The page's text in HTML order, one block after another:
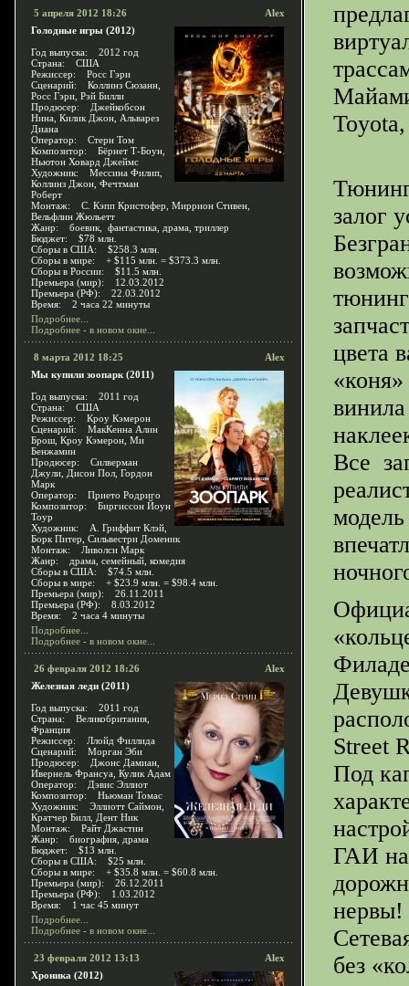
5 апреля 2012 18:26
Alex
Голодные игры (2012)
Год выпуска: 2012 год
Страна: США
Режиссер: Росс Гэри
Сценарий: Коллинз Сюзанн,
Росс Гэри, Рэй Билли
Продюсер: Джейкобсон
Нина, Килик Джон, Альварез
Диана
Оператор: Стерн Том
Композитор: Бёрнет Т-Боун,
Ньютон Ховард Джеймс
Художник: Мессина Филип,
Коллинз Джон, Фечтман
Роберт
Монтаж: С. Кэпп Кристофер, Миррион Стивен,
Вельфлин Жюльетт
Жанр: боевик, фантастика, драма, триллер
Бюджет: $78 млн.
Сборы в США: $258.3 млн.
Сборы в мире: + $115 млн. = $373.3 млн.
Сборы в России: $11.5 млн.
Премьера (мир): 12.03.2012
Премьера (РФ): 22.03.2012
Время: 2 часа 22 минуты
Подробнее...
Подробнее - в новом окне...
8 марта 2012 18:25
Alex
Мы купили зоопарк (2011)
Год выпуска: 2011 год
Страна: США
Режиссер: Кроу Кэмерон
Сценарий: МакКенна Алин
Брош, Кроу Кэмерон, Ми
Бенжамин
Продюсер: Силверман
Джули, Дисон Пол, Гордон
Марк
Оператор: Прието Родриго
Композитор: Биргиссон Йоун
Тоур
Художник: А. Гриффит Клэй,
Борк Питер, Сильвестри Доменик
Монтаж: Ливолси Марк
Жанр: драма, семейный, комедия
Сборы в США: $74.5 млн.
Сборы в мире: + $23.9 млн. = $98.4 млн.
Премьера (мир): 26.11.2011
Премьера (РФ): 8.03.2012
Время: 2 часа 4 минуты
Подробнее...
Подробнее - в новом окне...
26 февраля 2012 18:26
Alex
Железная леди (2011)
Год выпуска: 2011 год
Страна: Великобритания,
Франция
Режиссер: Ллойд Филлида
Сценарий: Морган Эби
Продюсер: Джонс Дамиан,
Ивернель Франсуа, Кулик Адам
Оператор: Дэвис Эллиот
Композитор: Ньюман Томас
Художник: Эллиотт Саймон,
Кратчер Билл, Дент Ник
Монтаж: Райт Джастин
Жанр: биография, драма
Бюджет: $13 млн.
Сборы в США: $25 млн.
Сборы в мире: + $35.8 млн. = $60.8 млн.
Премьера (мир): 26.12.2011
Премьера (РФ): 1.03.2012
Время: 1 час 45 минут
Подробнее...
Подробнее - в новом окне...
23 февраля 2012 13:13
Alex
Хроника (2012)
залог
цвета
Все
Street
Под
ГАИ
нервы!
без